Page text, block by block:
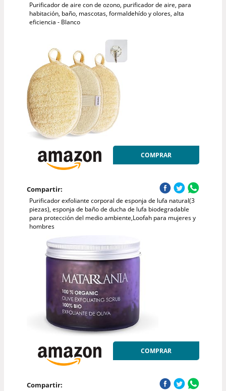
Purificador de aire con de ozono, purificador de aire, para
habitación, baño, mascotas, formaldehído y olores, alta
eficiencia - Blanco
COMPRAR
Compartir:
Purificador exfoliante corporal de esponja de lufa natural(3
piezas), esponja de baño de ducha de lufa biodegradable
para protección del medio ambiente,Loofah para mujeres y
hombres
COMPRAR
Compartir: